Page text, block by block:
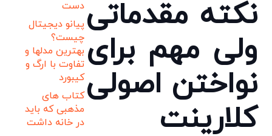
نکته مقدماتی
ولی مهم برای
نواختن اصولی
کلارینت
دست
پیانو دیجیتال
چیست؟
بهترین مدلها و
تفاوت با ارگ و
کیبورد
کتاب های
مذهبی که باید
در خانه داشت